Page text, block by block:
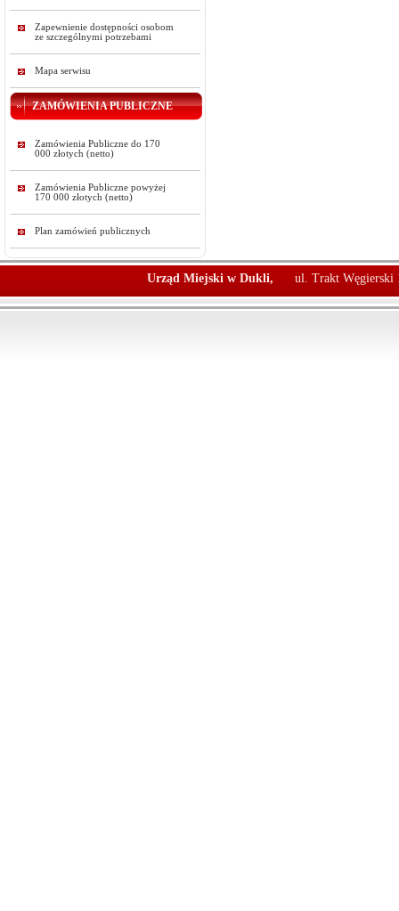
Zapewnienie dostępności osobom
ze szczególnymi potrzebami
Mapa serwisu
ZAMÓWIENIA PUBLICZNE
Zamówienia Publiczne do 170
000 złotych (netto)
Zamówienia Publiczne powyżej
170 000 złotych (netto)
Plan zamówień publicznych
Urząd Miejski w Dukli, ul. Trakt Węgierski